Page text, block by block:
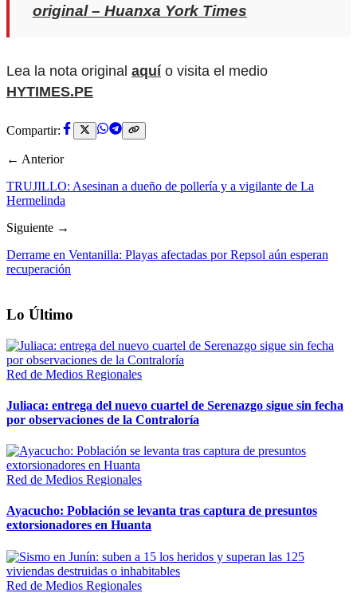
original – Huanxa York Times
Lea la nota original aquí o visita el medio
HYTIMES.PE
Compartir:
← Anterior
TRUJILLO: Asesinan a dueño de pollería y a vigilante de La
Hermelinda
Siguiente →
Derrame en Ventanilla: Playas afectadas por Repsol aún esperan
recuperación
Lo Último
Red de Medios Regionales
Juliaca: entrega del nuevo cuartel de Serenazgo sigue sin fecha
por observaciones de la Contraloría
Red de Medios Regionales
Ayacucho: Población se levanta tras captura de presuntos
extorsionadores en Huanta
Red de Medios Regionales